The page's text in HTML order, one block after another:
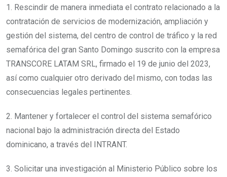
1. Rescindir de manera inmediata el contrato relacionado a la
contratación de servicios de modernización, ampliación y
gestión del sistema, del centro de control de tráfico y la red
semafórica del gran Santo Domingo suscrito con la empresa
TRANSCORE LATAM SRL, firmado el 19 de junio del 2023,
así como cualquier otro derivado del mismo, con todas las
consecuencias legales pertinentes.
2. Mantener y fortalecer el control del sistema semafórico
nacional bajo la administración directa del Estado
dominicano, a través del INTRANT.
3. Solicitar una investigación al Ministerio Público sobre los